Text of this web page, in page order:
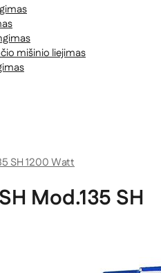
mišinio liejimas
SH 1200 Watt
Mod.135 SH